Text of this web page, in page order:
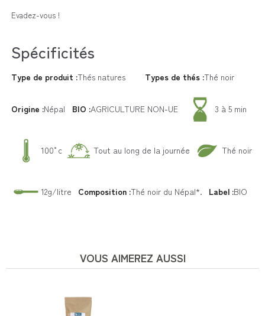
Evadez-vous !
Spécificités
Type de produit :Thés natures Types de thés :Thé noir
Origine :Népal BIO :AGRICULTURE NON-UE 3 à 5 min
100°c Tout au long de la journée Thé noir
12g/litre Composition :Thé noir du Népal*. Label :BIO
VOUS AIMEREZ AUSSI